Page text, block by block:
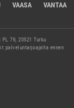
VAASA VANTAA
79, 20521 Turku
palveluntarjoajalta ennen